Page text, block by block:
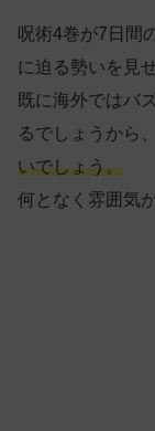
呪術4巻が7日間
に迫る勢いを見
既に海外ではバ
るでしょうから、
いでしょう。
何となく雰囲気